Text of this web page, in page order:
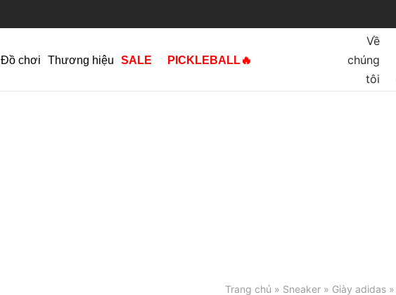
Đồ chơi Thương hiệu SALE PICKLEBALL🔥
Về
chúng
tôi
Trang chủ » Sneaker » Giày adidas »